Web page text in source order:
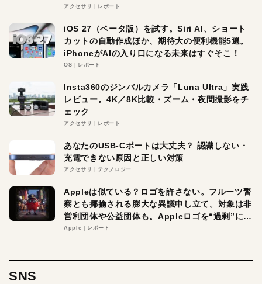
アクセサリ レポート
iOS 27（ベータ版）を試す。Siri AI、ショート
カットの自動作成ほか、期待大の便利機能5選。
iPhoneがAIの入り口になる未来はすぐそこ！
OS レポート
Insta360のジンバルカメラ「Luna Ultra」実践
レビュー。4K／8K比較・ズーム・夜間撮影をチ
ェック
アクセサリ レポート
あなたのUSB-Cポートは大丈夫？ 認識しない・
充電できない原因と正しい対策
アクセサリ テクノロジー
Appleは似ている？ロゴを許さない。フルーツ警
察とも揶揄される膨大な異議申し立て。対象は非
営利団体や公益団体も。Appleロゴを“過剰”に守
る理由とは
Apple レポート
SNS